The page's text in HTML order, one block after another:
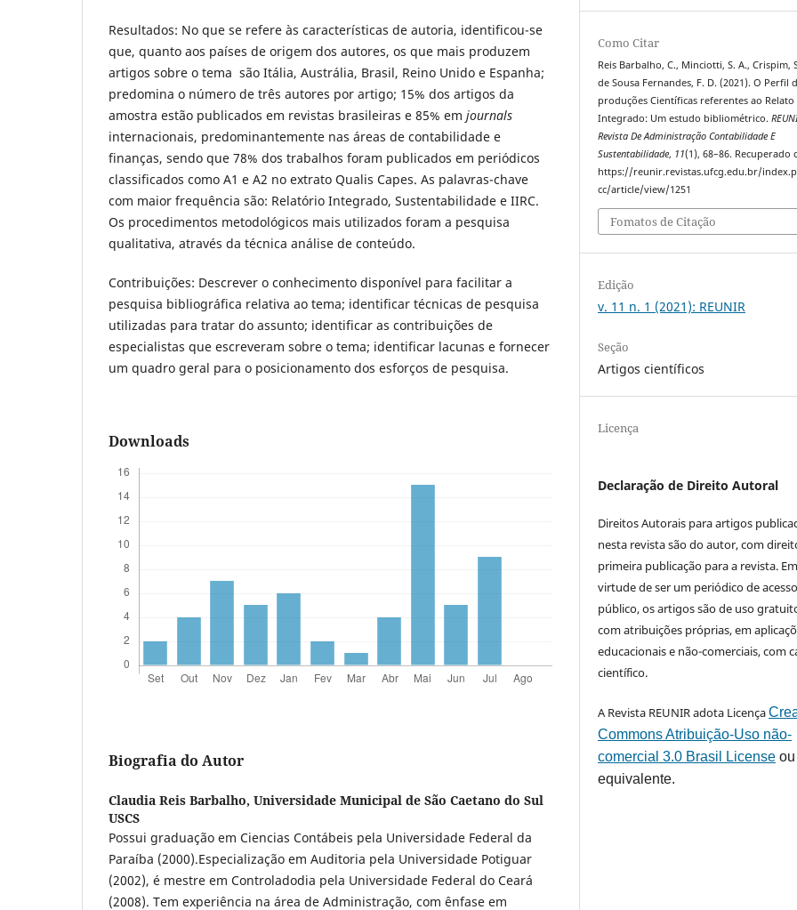
Resultados: No que se refere às características de autoria, identificou-se
que, quanto aos países de origem dos autores, os que mais produzem
artigos sobre o tema são Itália, Austrália, Brasil, Reino Unido e Espanha;
predomina o número de três autores por artigo; 15% dos artigos da
amostra estão publicados em revistas brasileiras e 85% em journals
internacionais, predominantemente nas áreas de contabilidade e
finanças, sendo que 78% dos trabalhos foram publicados em periódicos
classificados como A1 e A2 no extrato Qualis Capes. As palavras-chave
com maior frequência são: Relatório Integrado, Sustentabilidade e IIRC.
Os procedimentos metodológicos mais utilizados foram a pesquisa
qualitativa, através da técnica análise de conteúdo.
Contribuições: Descrever o conhecimento disponível para facilitar a
pesquisa bibliográfica relativa ao tema; identificar técnicas de pesquisa
utilizadas para tratar do assunto; identificar as contribuições de
especialistas que escreveram sobre o tema; identificar lacunas e fornecer
um quadro geral para o posicionamento dos esforços de pesquisa.
Downloads
Biografia do Autor
Claudia Reis Barbalho, Universidade Municipal de São Caetano do Sul
USCS
Possui graduação em Ciencias Contábeis pela Universidade Federal da
Paraíba (2000).Especialização em Auditoria pela Universidade Potiguar
(2002), é mestre em Controladodia pela Universidade Federal do Ceará
(2008). Tem experiência na área de Administração, com ênfase em
Como Citar
Reis Barbalho, C., Minciotti, S. A., Crispim,
de Sousa Fernandes, F. D. (2021). O Perfil
produções Científicas referentes ao Relato
Integrado: Um estudo bibliométrico.
Revista De Administração Contabilidade E
Sustentabilidade, 11(1), 68–86. Recuperado
https://reunir.revistas.ufcg.edu.br/
cc/article/view/1251
Fomatos de Citação
Edição
v. 11 n. 1 (2021): REUNIR
Seção
Artigos científicos
Licença
Declaração de Direito Autoral
Direitos Autorais para artigos
nesta revista são do autor, com
primeira publicação para a revista. Em
virtude de ser um periódico de acesso
público, os artigos são de uso
com atribuições próprias, em
educacionais e não-comerciais, com
científico.
A Revista REUNIR adota Licença
Commons Atribuição-Uso não-
comercial 3.0 Brasil License
equivalente.